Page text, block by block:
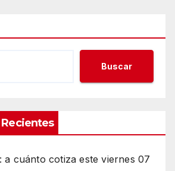
Buscar
a cuánto cotiza este viernes 07